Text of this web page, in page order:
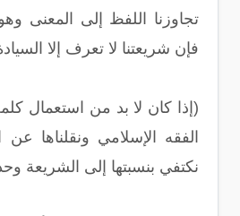
تجاوزنا اللفظ إلى المعنى
فإن شريعتنا لا تعرف إلا
(إذا كان لا بد من استعمال
الفقه الإسلامي ونقلناها
نكتفي بنسبتها إلى الشريعة